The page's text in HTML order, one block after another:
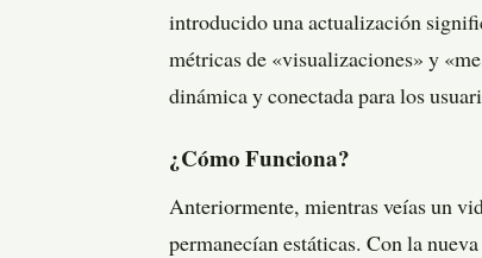
introducido una actualización
métricas de «visualizaciones» y
dinámica y conectada para los
¿Cómo Funciona?
Anteriormente, mientras veías un
permanecían estáticas. Con la